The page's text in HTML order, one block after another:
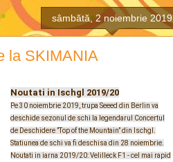
sâmbătă, 2 noiembrie 2019
la SKIMANIA
Noutati in Ischgl 2019/20
Pe 30 noiembrie 2019, trupa Seeed din Berlin va
deschide sezonul de schi la legendarul Concertul
de Deschidere ”Top of the Mountain” din Ischgl.
Statiunea de schi va fi deschisa din 28 noiembrie.
Noutati in iarna 2019/20: Velilleck F1 - cel mai rapid